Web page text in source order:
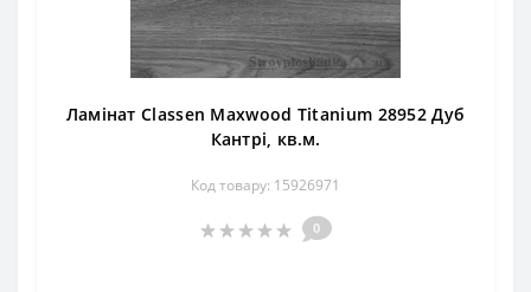
Ламінат Classen Maxwood Titanium 28952 Дуб
Кантрі, кв.м.
Код товару: 15926971
0